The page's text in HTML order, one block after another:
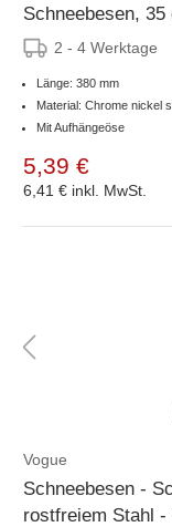
Schneebesen,
2 - 4 Werktage
Länge: 380 mm
Material: Chrome nickel
Mit Aufhängeöse
5,39 €
6,41 € inkl. MwSt.
Vogue
Schneebesen -
rostfreiem Stahl -